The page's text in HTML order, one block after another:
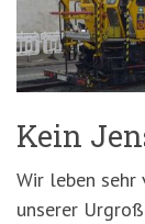
Kein
Wir leben sehr
unserer